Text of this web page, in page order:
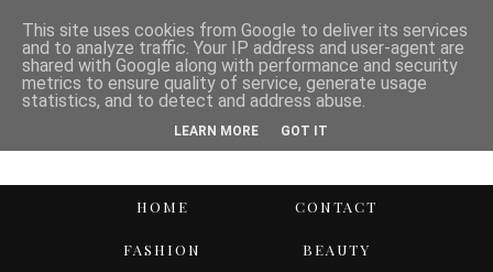
HOME CONTACT
FASHION BEAUTY
This site uses cookies from Google to deliver its services
and to analyze traffic. Your IP address and user-agent are
shared with Google along with performance and security
metrics to ensure quality of service, generate usage
statistics, and to detect and address abuse.
LEARN MORE GOT IT